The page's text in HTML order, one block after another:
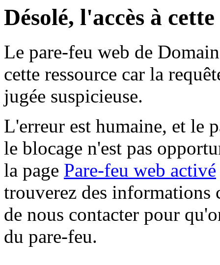
Désolé, l'accès à
Le pare-feu web de
cette ressource car la
jugée suspicieuse.
L'erreur est humaine, et le
le blocage n'est pas
la page Pare-feu web activé
trouverez des informations
de nous contacter pour
du pare-feu.